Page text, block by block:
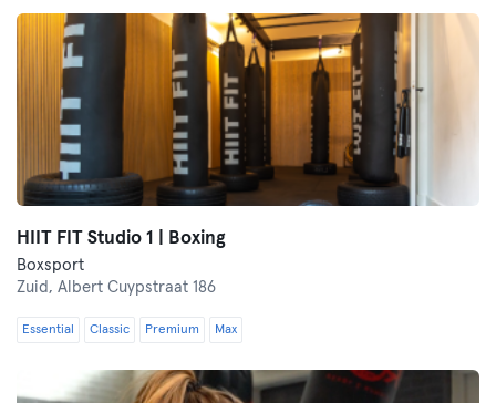
HIIT FIT Studio 1 | Boxing
Boxsport
Zuid, Albert Cuypstraat 186
Essential Classic Premium Max